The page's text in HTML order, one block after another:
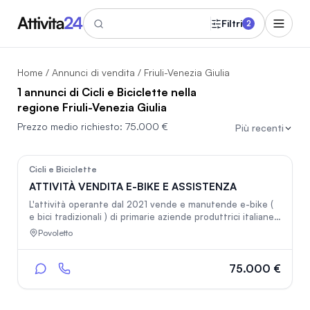
Filtri 2
Home / Annunci di vendita / Friuli-Venezia Giulia
1 annunci di Cicli e Biciclette nella
regione Friuli-Venezia Giulia
Prezzo medio richiesto: 75.000 € Più recenti
Cicli e Biciclette
ATTIVITÀ VENDITA E-BIKE E ASSISTENZA
L'attività operante dal 2021 vende e manutende e-bike (
e bici tradizionali ) di primarie aziende produttrici italiane
ed estere con rapporti commerciali consolidati nel tempo
commerce. I locali sono protetti da sofisticato impianto di
telecamere, sensori di vibrazione sulle vetrate, strobo
Povoletto
75.000 €